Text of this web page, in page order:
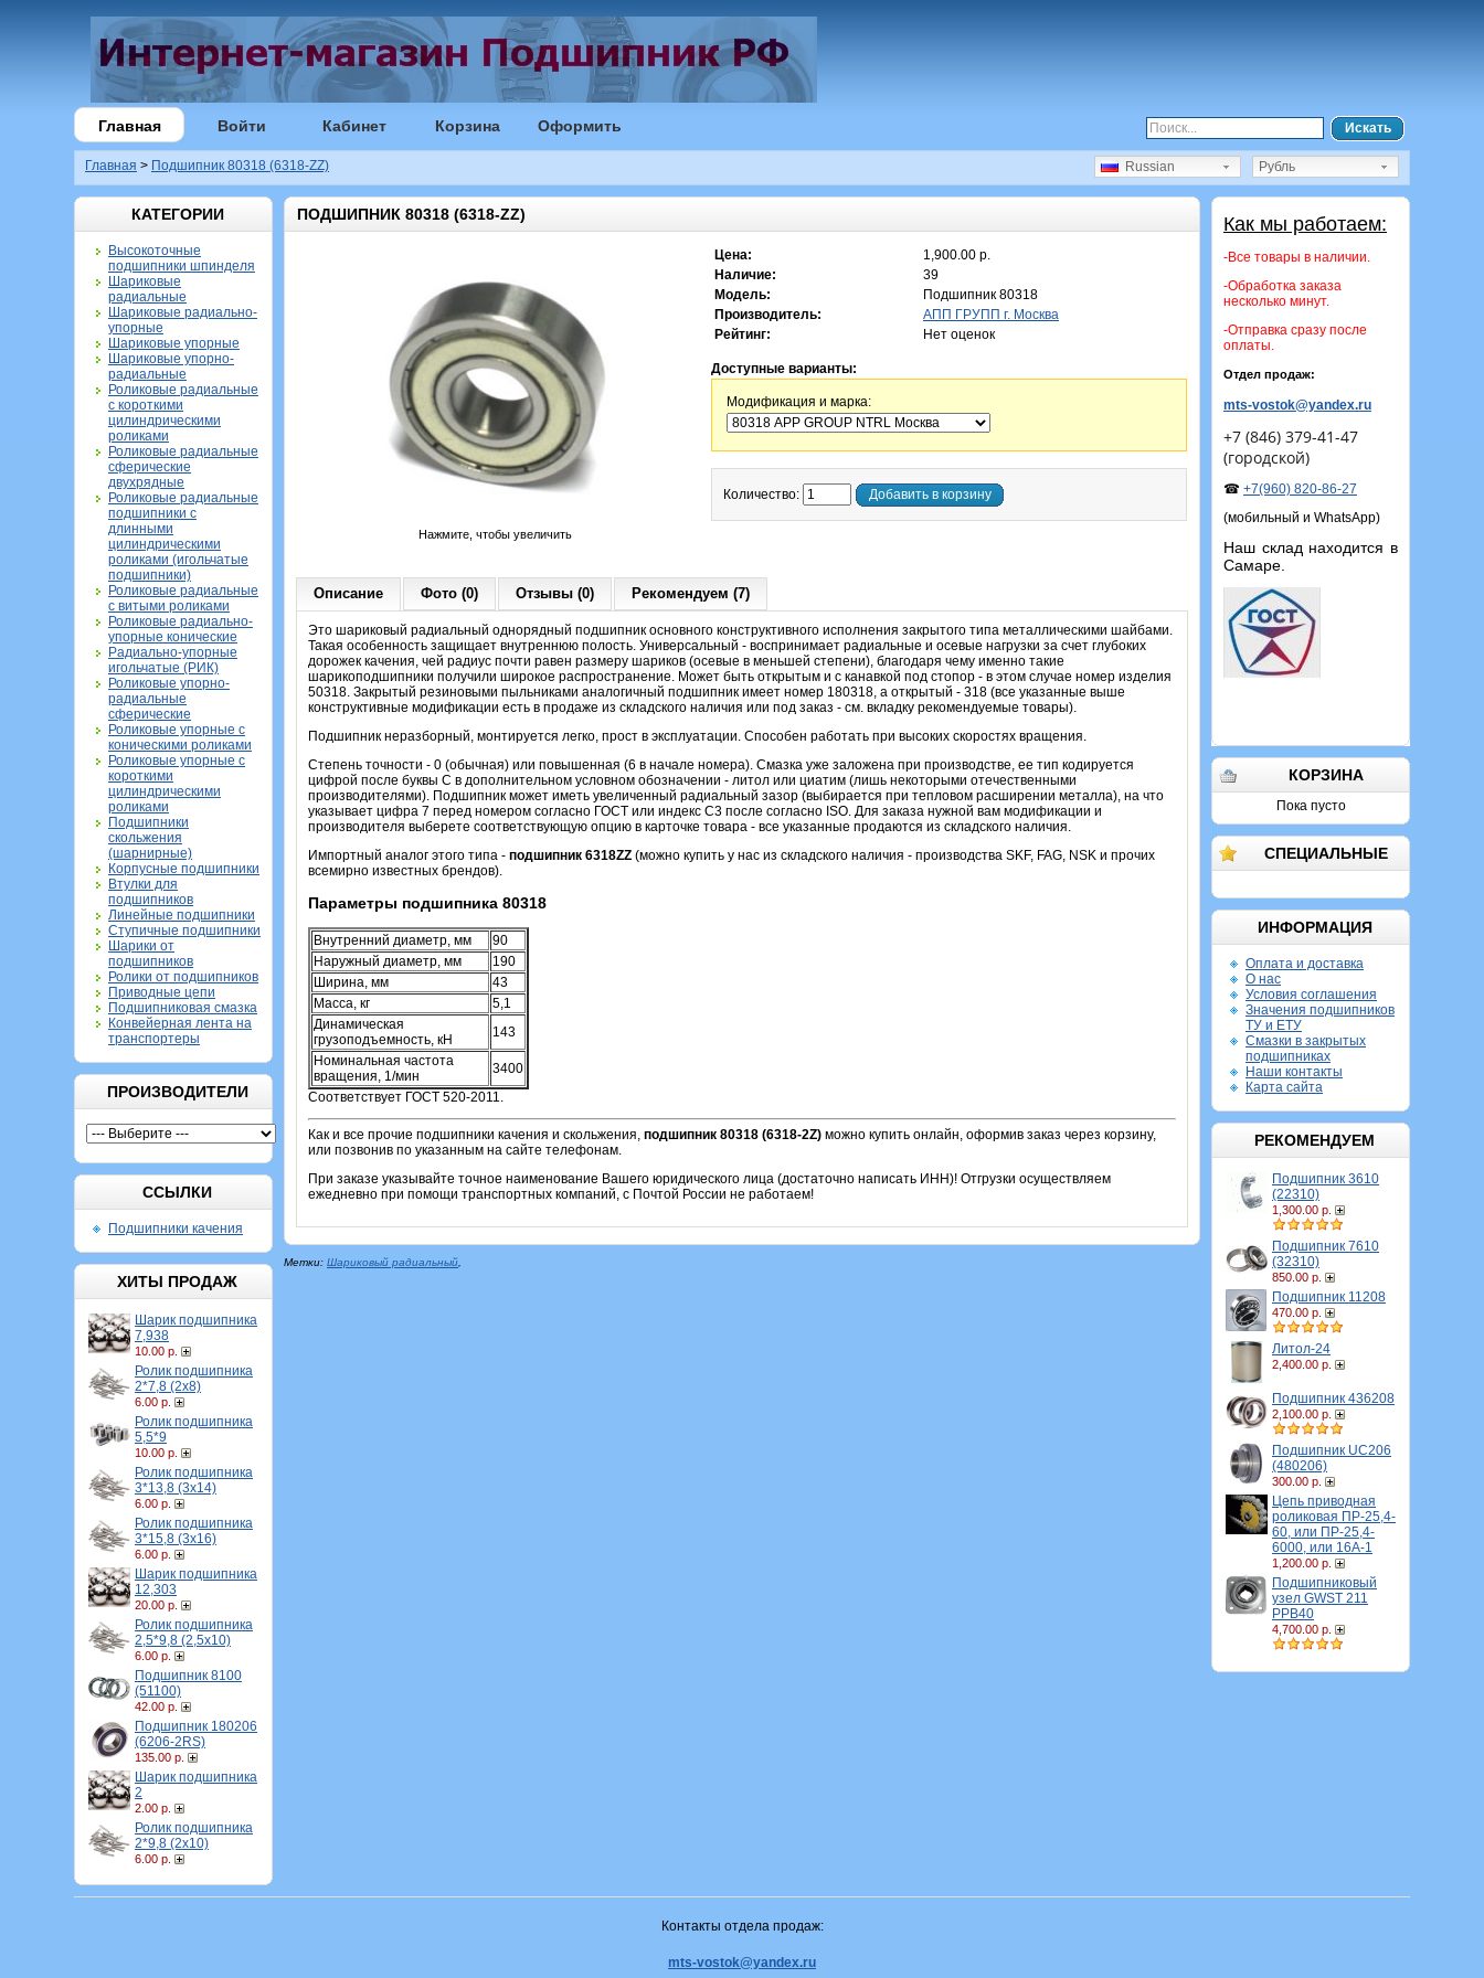
Главная Войти Кабинет Корзина Оформить Искать
Главная > Подшипник 80318 (6318-ZZ) Рубль
Russian
КАТЕГОРИИ
Высокоточные
подшипники шпинделя
Шариковые
радиальные
Шариковые радиально-
упорные
Шариковые упорные
Шариковые упорно-
радиальные
Роликовые радиальные
с короткими
цилиндрическими
роликами
Роликовые радиальные
сферические
двухрядные
Роликовые радиальные
подшипники с
длинными
цилиндрическими
роликами (игольчатые
подшипники)
Роликовые радиальные
с витыми роликами
Роликовые радиально-
упорные конические
Радиально-упорные
игольчатые (РИК)
Роликовые упорно-
радиальные
сферические
Роликовые упорные с
коническими роликами
Роликовые упорные с
короткими
цилиндрическими
роликами
Подшипники
скольжения
(шарнирные)
Корпусные подшипники
Втулки для
подшипников
Линейные подшипники
Ступичные подшипники
Шарики от
подшипников
Ролики от подшипников
Приводные цепи
Подшипниковая смазка
Конвейерная лента на
транспортеры
ПРОИЗВОДИТЕЛИ
ССЫЛКИ
Подшипники качения
ХИТЫ ПРОДАЖ
Шарик подшипника
7,938
10.00 р.
Ролик подшипника
2*7,8 (2х8)
6.00 р.
Ролик подшипника
5,5*9
10.00 р.
Ролик подшипника
3*13,8 (3х14)
6.00 р.
Ролик подшипника
3*15,8 (3х16)
6.00 р.
Шарик подшипника
12,303
20.00 р.
Ролик подшипника
2,5*9,8 (2,5х10)
6.00 р.
Подшипник 8100
(51100)
42.00 р.
Подшипник 180206
(6206-2RS)
135.00 р.
Шарик подшипника
2
2.00 р.
Ролик подшипника
2*9,8 (2х10)
6.00 р.
Как мы работаем:
-Все товары в наличии.
-Обработка заказа
несколько минут.
-Отправка сразу после
оплаты.
Отдел продаж:
mts-vostok@yandex.ru
+7 (846) 379-41-47
(городской)
☎ +7(960) 820-86-27
(мобильный и WhatsApp)
Наш склад находится в
Самаре.
КОРЗИНА
Пока пусто
СПЕЦИАЛЬНЫЕ
ИНФОРМАЦИЯ
Оплата и доставка
О нас
Условия соглашения
Значения подшипников
ТУ и ЕТУ
Смазки в закрытых
подшипниках
Наши контакты
Карта сайта
РЕКОМЕНДУЕМ
Подшипник 3610
(22310)
1,300.00 р.
Подшипник 7610
(32310)
850.00 р.
Подшипник 11208
470.00 р.
Литол-24
2,400.00 р.
Подшипник 436208
2,100.00 р.
Подшипник UC206
(480206)
300.00 р.
Цепь приводная
роликовая ПР-25,4-
60, или ПР-25,4-
6000, или 16A-1
1,200.00 р.
Подшипниковый
узел GWST 211
PPB40
4,700.00 р.
ПОДШИПНИК 80318 (6318-ZZ)
Нажмите, чтобы увеличить
Цена:
1,900.00 р.
Наличие:
39
Модель:
Подшипник 80318
Производитель:
АПП ГРУПП г. Москва
Рейтинг:
Нет оценок
Доступные варианты:
Модификация и марка:
Количество: Добавить в корзину
Описание Фото (0) Отзывы (0) Рекомендуем (7)
Это шариковый радиальный однорядный подшипник основного конструктивного исполнения закрытого типа металлическими шайбами.
Такая особенность защищает внутреннюю полость. Универсальный - воспринимает радиальные и осевые нагрузки за счет глубоких
дорожек качения, чей радиус почти равен размеру шариков (осевые в меньшей степени), благодаря чему именно такие
шарикоподшипники получили широкое распространение. Может быть открытым и с канавкой под стопор - в этом случае номер изделия
50318. Закрытый резиновыми пыльниками аналогичный подшипник имеет номер 180318, а открытый - 318 (все указанные выше
конструктивные модификации есть в продаже из складского наличия или под заказ - см. вкладку рекомендуемые товары).
Подшипник неразборный, монтируется легко, прост в эксплуатации. Способен работать при высоких скоростях вращения.
Степень точности - 0 (обычная) или повышенная (6 в начале номера). Смазка уже заложена при производстве, ее тип кодируется
цифрой после буквы С в дополнительном условном обозначении - литол или циатим (лишь некоторыми отечественными
производителями). Подшипник может иметь увеличенный радиальный зазор (выбирается при тепловом расширении металла), на что
указывает цифра 7 перед номером согласно ГОСТ или индекс С3 после согласно ISO. Для заказа нужной вам модификации и
производителя выберете соответствующую опцию в карточке товара - все указанные продаются из складского наличия.
Импортный аналог этого типа - подшипник 6318ZZ (можно купить у нас из складского наличия - производства SKF, FAG, NSK и прочих
всемирно известных брендов).
Параметры подшипника 80318
Внутренний диаметр, мм
90
Наружный диаметр, мм
190
Ширина, мм
43
Масса, кг
5,1
Динамическая
грузоподъемность, кН
143
Номинальная частота
вращения, 1/мин
3400
Соответствует ГОСТ 520-2011.
Как и все прочие подшипники качения и скольжения, подшипник 80318 (6318-2Z) можно купить онлайн, оформив заказ через корзину,
или позвонив по указанным на сайте телефонам.
При заказе указывайте точное наименование Вашего юридического лица (достаточно написать ИНН)! Отгрузки осуществляем
ежедневно при помощи транспортных компаний, с Почтой России не работаем!
Метки: Шариковый радиальный
Контакты отдела продаж:
mts-vostok@yandex.ru